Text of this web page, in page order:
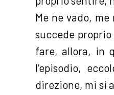
Me ne vado,
succede
fare, allora, in
l’episodio,
direzione, mi si